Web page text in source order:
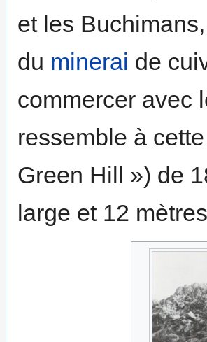
et les
du minerai de
commercer avec
ressemble à
Green Hill ») de
large et 12